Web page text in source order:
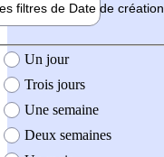
filtres de Date de création
création de l'offre
Un jour
Trois jours
Une semaine
Deux semaines